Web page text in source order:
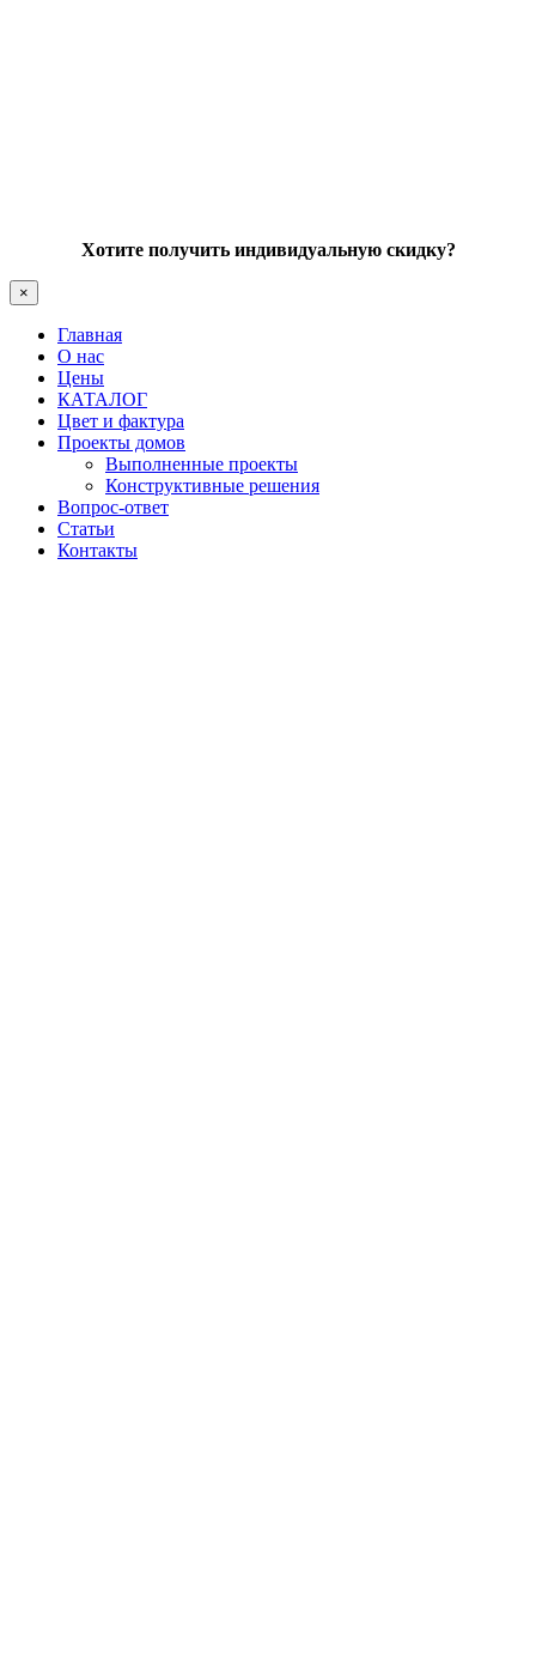
Хотите получить индивидуальную скидку?
×
Главная
О нас
Цены
КАТАЛОГ
Цвет и фактура
Проекты домов
Выполненные проекты
Конструктивные решения
Вопрос-ответ
Статьи
Контакты